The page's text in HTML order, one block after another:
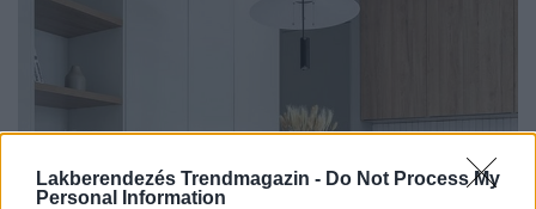
Lakberendezés Trendmagazin - Do Not Process My
Personal Information